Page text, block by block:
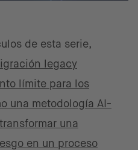
de esta serie,
legacy
límite para los
una metodología AI-
una
en un proceso